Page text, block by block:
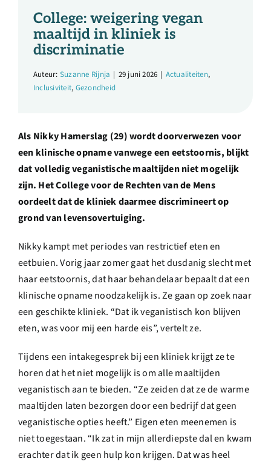
Ondernemer
Contact
Shop
English
College: weigering vegan
maaltijd in kliniek is
discriminatie
Auteur: Suzanne Rijnja | 29 juni 2026 | Actualiteiten,
Inclusiviteit, Gezondheid
Als Nikky Hamerslag (29) wordt doorverwezen voor
een klinische opname vanwege een eetstoornis, blijkt
dat volledig veganistische maaltijden niet mogelijk
zijn. Het College voor de Rechten van de Mens
oordeelt dat de kliniek daarmee discrimineert op
grond van levensovertuiging.
Nikky kampt met periodes van restrictief eten en
eetbuien. Vorig jaar zomer gaat het dusdanig slecht met
haar eetstoornis, dat haar behandelaar bepaalt dat een
klinische opname noodzakelijk is. Ze gaan op zoek naar
een geschikte kliniek. “Dat ik veganistisch kon blijven
eten, was voor mij een harde eis”, vertelt ze.
Tijdens een intakegesprek bij een kliniek krijgt ze te
horen dat het niet mogelijk is om alle maaltijden
veganistisch aan te bieden. “Ze zeiden dat ze de warme
maaltijden laten bezorgen door een bedrijf dat geen
veganistische opties heeft.” Eigen eten meenemen is
niet toegestaan. “Ik zat in mijn allerdiepste dal en kwam
erachter dat ik geen hulp kon krijgen. Dat was heel